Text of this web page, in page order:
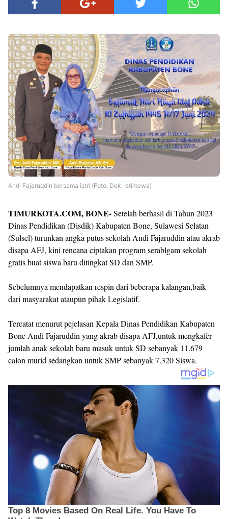
Andi Fajaruddin bersama istri (Foto: Dok. Istimewa)
TIMURKOTA.COM, BONE-Setelah berhasil di Tahun 2023
Dinas Pendidikan (Disdik) Kabupaten Bone, Sulawesi Selatan
(Sulsel) turunkan angka putus sekolah Andi Fajaruddin atau akrab
disapa AFJ, kini rencana ciptakan program serablgam sekolah
gratis buat siswa baru ditingkat SD dan SMP.
Sebelumnya mendapatkan respin dari beberapa kalangan,baik
dari masyarakat ataupun pihak Legislatif.
Tercatat menurut pejelasan Kepala Dinas Pendidikan Kabupaten
Bone Andi Fajaruddin yang akrab disapa AFJ,untuk mengkafer
jumlah anak sekolah baru masuk untuk SD sebanyak 11.679
calon murid sedangkan untuk SMP sebanyak 7.320 Siswa.